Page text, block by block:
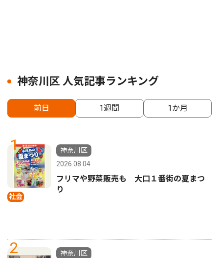
神奈川区 人気記事ランキング
前日 1週間 1か月
1
社会
神奈川区
2026.08.04
フリマや野菜販売も 大口１番街の夏まつ
り
2
神奈川区